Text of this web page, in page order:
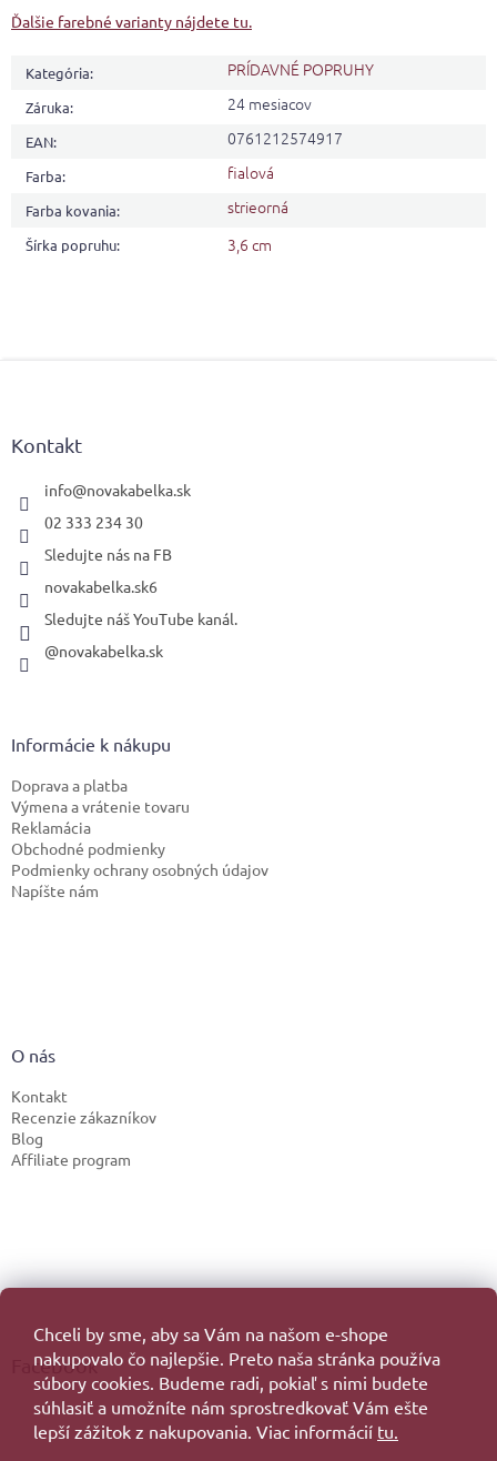
Chceli by sme, aby sa Vám na našom e-shope
nakupovalo čo najlepšie. Preto naša stránka používa
súbory cookies. Budeme radi, pokiaľ s nimi budete
súhlasiť a umožníte nám sprostredkovať Vám ešte
lepší zážitok z nakupovania. Viac informácií tu.
Ďalšie farebné varianty nájdete tu.
Kategória: PRÍDAVNÉ POPRUHY
Záruka: 24 mesiacov
EAN: 0761212574917
Farba: fialová
Farba kovania: strieorná
Šírka popruhu: 3,6 cm
Kontakt
info@novakabelka.sk
02 333 234 30
Sledujte nás na FB
novakabelka.sk6
Sledujte náš YouTube kanál.
@novakabelka.sk
Informácie k nákupu
Doprava a platba
Výmena a vrátenie tovaru
Reklamácia
Obchodné podmienky
Podmienky ochrany osobných údajov
Napíšte nám
O nás
Kontakt
Recenzie zákazníkov
Blog
Affiliate program
Facebook